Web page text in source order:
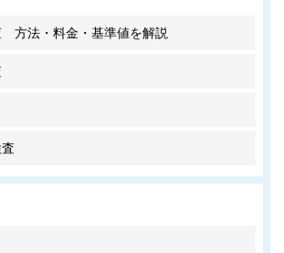
方法・料金・基準値を解説